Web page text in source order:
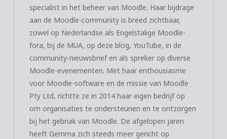
specialist in het beheer van Moodle. Haar bijdrage
aan de Moodle-community is breed zichtbaar,
zowel op Nederlandse als Engelstalige Moodle-
fora, bij de MUA, op deze blog, YouTube, in de
community-nieuwsbrief en als spreker op diverse
Moodle-evenementen. Met haar enthousiasme
voor Moodle-software en de missie van Moodle
Pty Ltd, richtte ze in 2014 haar eigen bedrijf op
om organisaties te ondersteunen en te ontzorgen
bij het gebruik van Moodle. De afgelopen jaren
heeft Gemma zich steeds meer gericht op